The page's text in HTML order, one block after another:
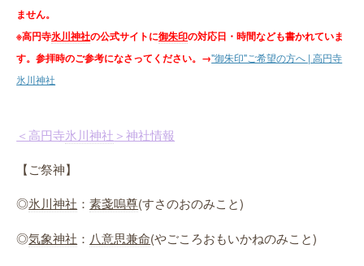
ません。
※高円寺氷川神社の公式サイトに御朱印の対応日・時間なども書かれていま
す。参拝時のご参考になさってください。→"御朱印"ご希望の方へ | 高円寺
氷川神社
＜高円寺氷川神社 ＞神社情報
【ご祭神】
◎氷川神社 ：素戔嗚尊(すさのおのみこと)
◎気象神社 ： 八意思兼命(やごころおもいかねのみこと)